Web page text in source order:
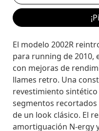
El modelo 2002R
para running de 2010,
con mejoras de
llames retro. Una
revestimiento
segmentos
de un look clásico. El
amortiguación N-ergy